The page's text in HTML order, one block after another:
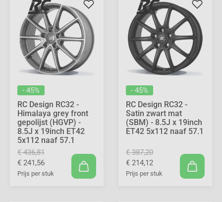
- 45%
RC Design RC32 -
Himalaya grey front
gepolijst (HGVP) -
8.5J x 19inch ET42
5x112 naaf 57.1
€ 436,81
€ 241,56
Prijs per stuk
- 45%
RC Design RC32 -
Satin zwart mat
(SBM) - 8.5J x 19inch
ET42 5x112 naaf 57.1
€ 387,20
€ 214,12
Prijs per stuk